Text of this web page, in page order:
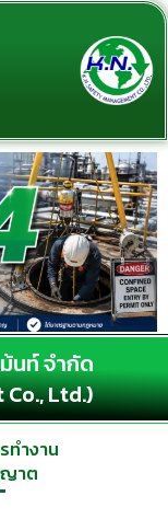
นท์ จำกัด
Ltd.)
ทำงาน
ญาต